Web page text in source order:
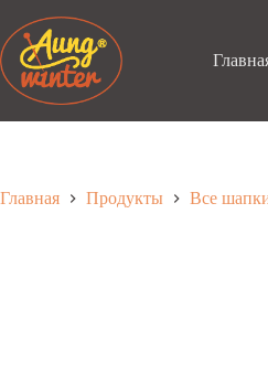
содержанию
Главная Продукты Все